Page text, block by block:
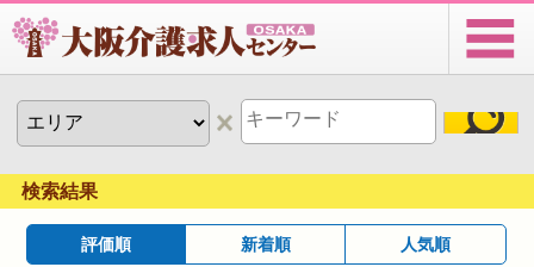
検索結果
評価順 新着順 人気順